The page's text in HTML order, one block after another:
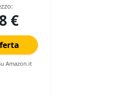
€
Amazon.it